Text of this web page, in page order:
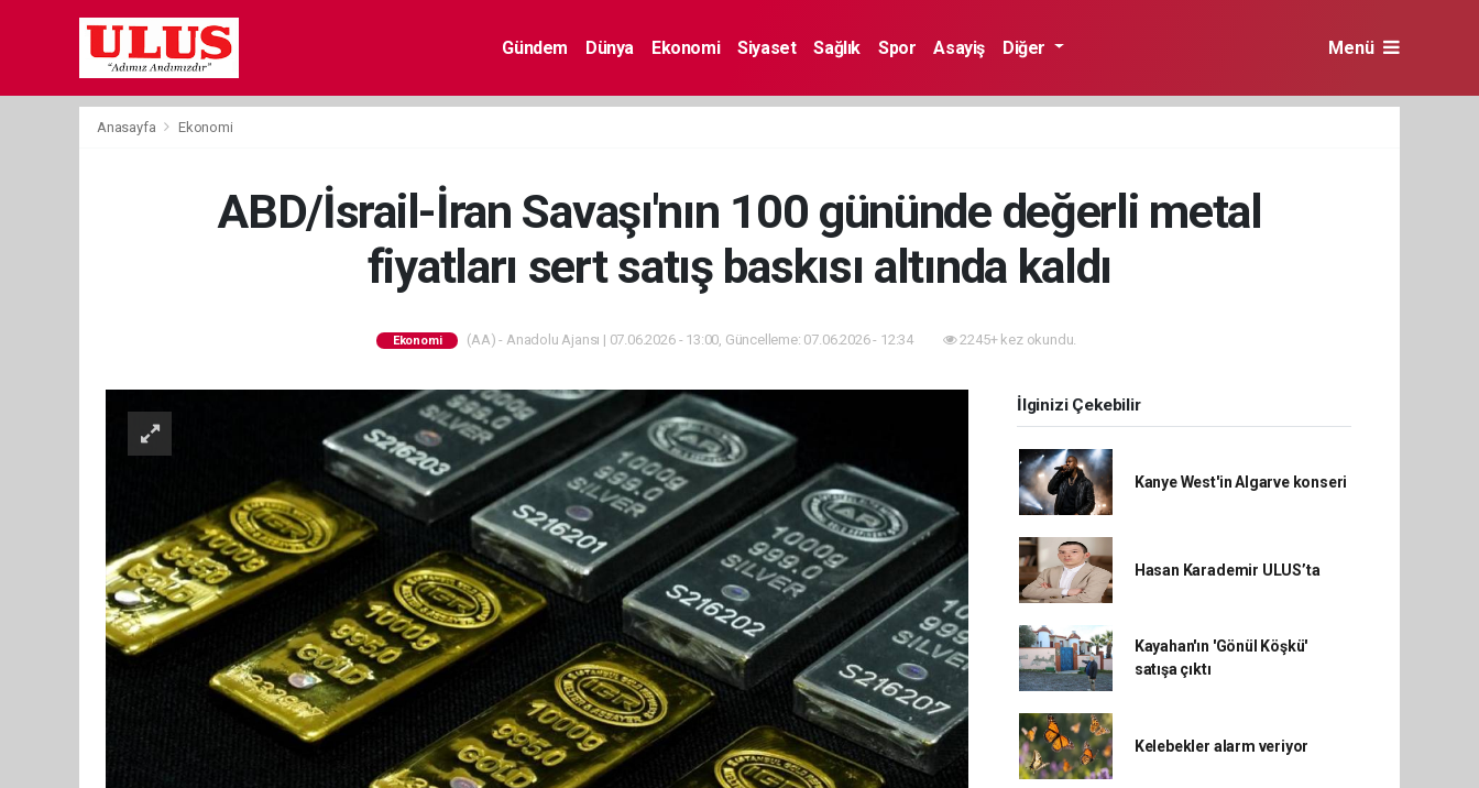
Gündem Dünya Ekonomi Siyaset Sağlık Spor Asayiş Diğer Menü
Anasayfa Ekonomi
ABD/İsrail-İran Savaşı'nın 100 gününde değerli metal
fiyatları sert satış baskısı altında kaldı
Ekonomi (AA) - Anadolu Ajansı | 07.06.2026 - 13:00, Güncelleme: 07.06.2026 - 12:34 2245+ kez okundu.
İlginizi Çekebilir
Kanye West'in Algarve konseri
Hasan Karademir ULUS’ta
Kayahan'ın 'Gönül Köşkü'
satışa çıktı
Kelebekler alarm veriyor